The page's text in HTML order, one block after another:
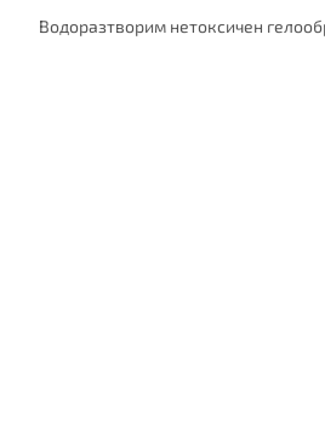
Водоразтворим нетоксичен